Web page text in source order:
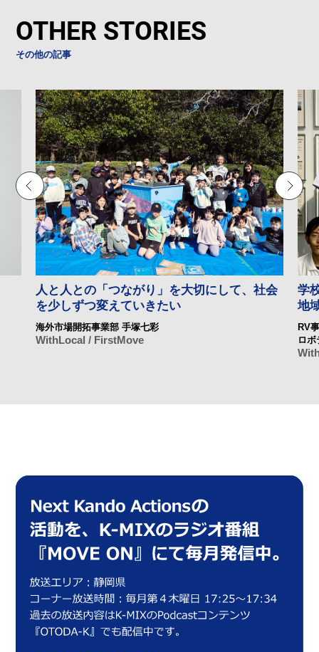
OTHER STORIES
その他の記事
人と人との「つながり」を大切にして、社会
を少しずつ変えていきたい
海外市場開拓事業部 手塚七彩
WithLocal / FirstMove
学
地
RV
ロ